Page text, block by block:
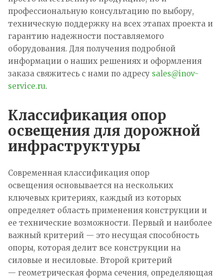
профессиональную консультацию по выбору,
техническую поддержку на всех этапах проекта и
гарантию надежности поставляемого
оборудования. Для получения подробной
информации о наших решениях и оформления
заказа свяжитесь с нами по адресу sales@inov-
service.ru.​
Классификация опор
освещения для дорожной
инфраструктуры
Современная классификация опор
освещения основывается на нескольких
ключевых критериях, каждый из которых
определяет область применения конструкции и
ее технические возможности. Первый и наиболее
важный критерий — это несущая способность
опоры, которая делит все конструкции на
силовые и несиловые. Второй критерий
— геометрическая форма сечения, определяющая